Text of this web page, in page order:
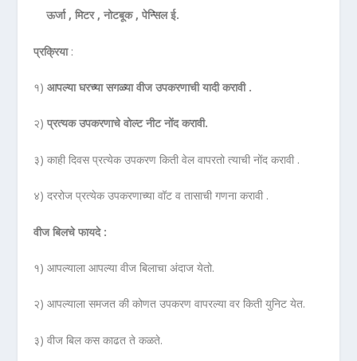
ऊर्जा , मिटर , नोटबूक , पेन्सिल ई.
प्रक्रिया :
१)आपल्या घरच्या सगळ्या वीज उपकरणाची यादी करावी .
२)प्रत्यक उपकरणाचे वोल्ट नीट नोंद करावी.
३) काही दिवस प्रत्येक उपकरण किती वेल वापरतो त्याची नोंद करावी .
४) दररोज प्रत्येक उपकरणाच्या वॉट व तासाची गणना करावी .
वीज बिलचे फायदे :
१) आपल्याला आपल्या वीज बिलाचा अंदाज येतो.
२) आपल्याला समजत की कोणत उपकरण वापरल्या वर किती युनिट येत.
३) वीज बिल कस काढत ते कळते.